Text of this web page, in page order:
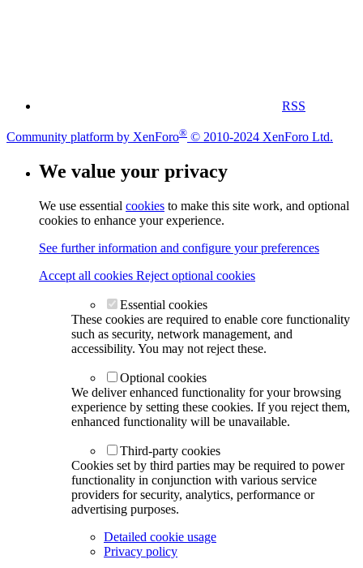
RSS
Community platform by XenForo® © 2010-2024 XenForo Ltd.
We value your privacy
We use essential cookies to make this site work, and optional
cookies to enhance your experience.
See further information and configure your preferences
Accept all cookies Reject optional cookies
Essential cookies
These cookies are required to enable core functionality
such as security, network management, and
accessibility. You may not reject these.
Optional cookies
We deliver enhanced functionality for your browsing
experience by setting these cookies. If you reject them,
enhanced functionality will be unavailable.
Third-party cookies
Cookies set by third parties may be required to power
functionality in conjunction with various service
providers for security, analytics, performance or
advertising purposes.
Detailed cookie usage
Privacy policy